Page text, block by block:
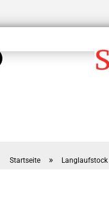
Suche...
Startseite » Langlaufstock